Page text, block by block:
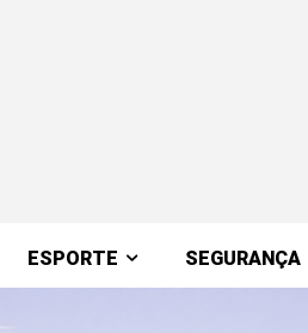
ESPORTE SEGURANÇA